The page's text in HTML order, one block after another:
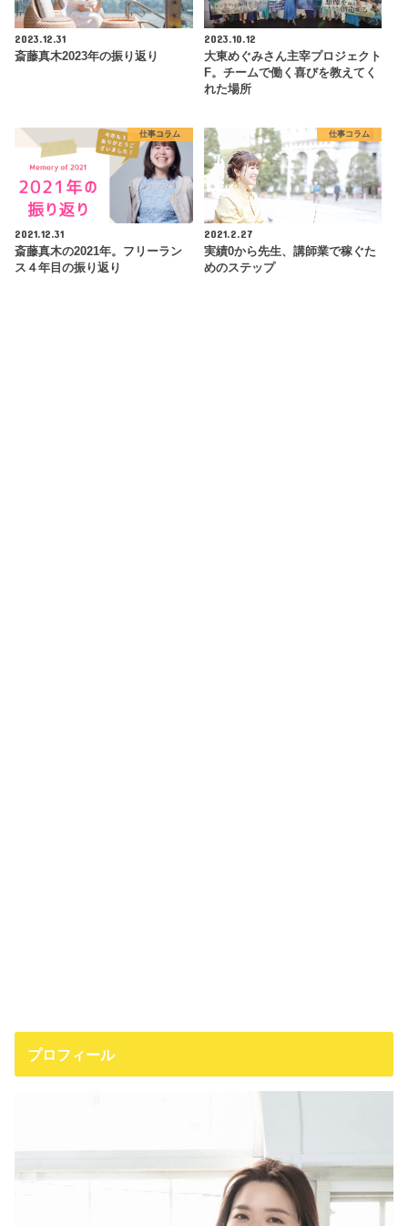
2023.12.31
斎藤真木2023年の振り返り
2023.10.12
大東めぐみさん主宰プロジェクト
F。チームで働く喜びを教えてく
れた場所
仕事コラム
2021.12.31
斎藤真木の2021年。フリーラン
ス４年目の振り返り
仕事コラム
2021.2.27
実績0から先生、講師業で稼ぐた
めのステップ
プロフィール